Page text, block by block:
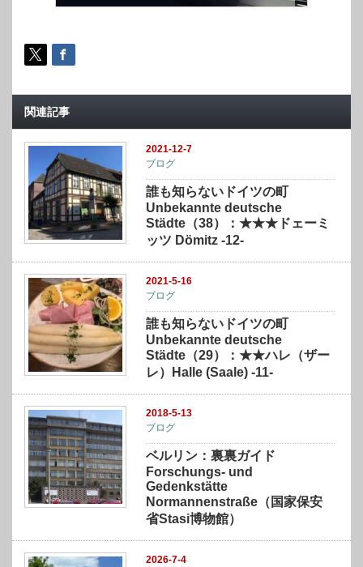
関連記事
2021-12-7
ブログ
誰も知らないドイツの町
Unbekannte deutsche
Städte（38）：★★★ドェーミ
ッツ Dömitz -12-
2021-5-16
ブログ
誰も知らないドイツの町
Unbekannte deutsche
Städte（29）：★★ハレ（ザー
レ）Halle (Saale) -11-
2018-5-13
ブログ
ベルリン：裏裏ガイド
Forschungs- und
Gedenkstätte
Normannenstraße（国家保安
省Stasi博物館）
2026-7-4